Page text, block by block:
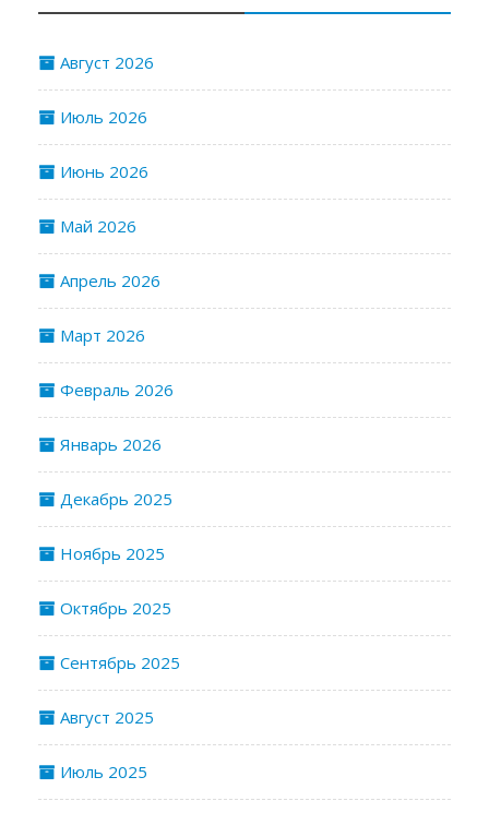
Август 2026
Июль 2026
Июнь 2026
Май 2026
Апрель 2026
Март 2026
Февраль 2026
Январь 2026
Декабрь 2025
Ноябрь 2025
Октябрь 2025
Сентябрь 2025
Август 2025
Июль 2025